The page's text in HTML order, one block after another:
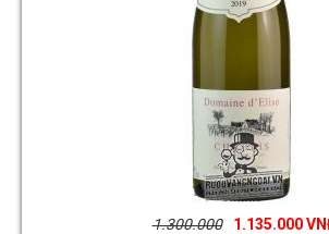
1.300.000
1.135.000